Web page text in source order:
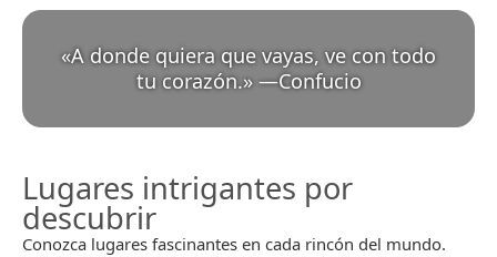
«A donde quiera que vayas, ve con todo
tu corazón.» —Confucio
Lugares intrigantes por
descubrir
Conozca lugares fascinantes en cada rincón del mundo.